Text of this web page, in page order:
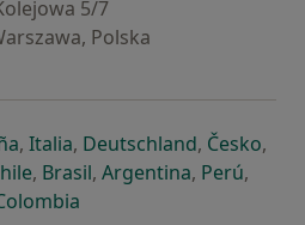
5/7
Polska
záložce
v nové záložce
se otevře v nové záložce
, Italiase otevře v nové záložce
, Deutschlandse otevře v
, Českose
,
nové záložce
otevře v nové záložce
se otevře v nové záložce
, Brasilse otevře v nové
, Argentinase otevře v
, Perúse
,